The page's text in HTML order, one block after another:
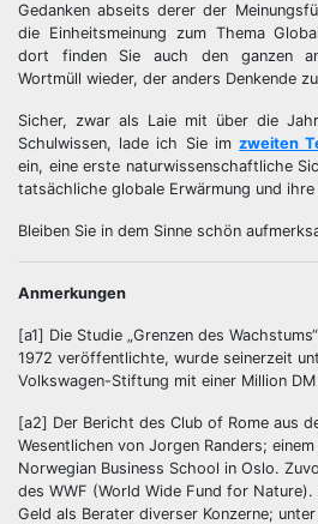
Gedanken abseits derer der
die Einheitsmeinung zum Thema
dort finden Sie auch den ganzen
Wortmüll wieder, der anders Denkende
Sicher, zwar als Laie mit über die
Schulwissen, lade ich Sie imzweiten
ein, eine erste naturwissenschaftliche
tatsächliche globale Erwärmung und ihre
Bleiben Sie in dem Sinne schön
Anmerkungen
[a1] Die Studie „Grenzen des
1972 veröffentlichte, wurde seinerzeit
Volkswagen-Stiftung mit einer Million
[a2] Der Bericht des Club of Rome aus
Wesentlichen von Jorgen Randers;
Norwegian Business School in Oslo.
des WWF (World Wide Fund for
Geld als Berater diverser Konzerne;